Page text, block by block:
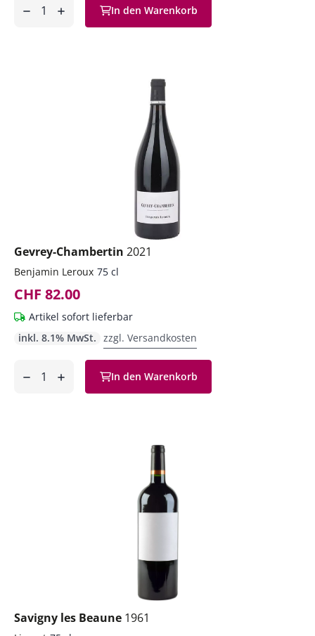
In den Warenkorb
Gevrey-Chambertin 2021
Benjamin Leroux 75 cl
CHF 82.00
Artikel sofort lieferbar
inkl. 8.1% MwSt. zzgl. Versandkosten
In den Warenkorb
Savigny les Beaune 1961